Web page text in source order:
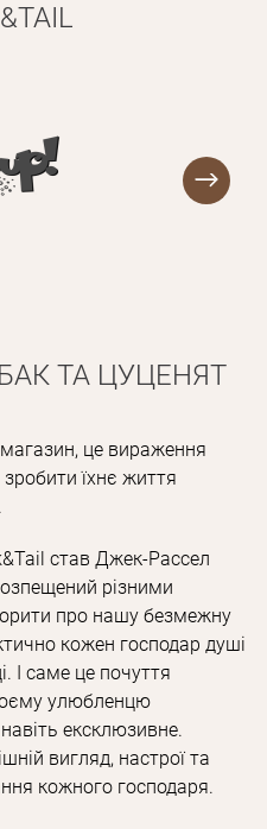
ТА ЦУЦЕНЯТ
це вираження
їхнє життя
став Джек-Рассел
різними
про нашу безмежну
кожен господар душі
І саме це почуття
улюбленцю
ексклюзивне.
вигляд, настрої та
кожного господаря.